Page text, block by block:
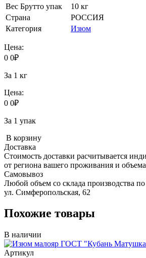
Вес Брутто упак
10 кг
Страна
РОССИЯ
Категория
Изюм
Цена:
0 0₽
За 1 кг
Цена:
0 0₽
За 1 упак
В корзину
Доставка
Стоимость доставки расчитывается
от региона вашего проживания и объема
Самовывоз
Любой объем со склада производства по
ул. Симферопольская, 62
Похожие товары
В наличии
Артикул